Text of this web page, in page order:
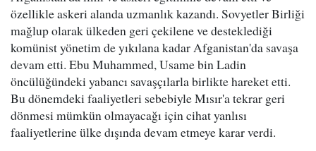
özellikle askeri alanda uzmanlık kazandı. Sovyetler Birliği
mağlup olarak ülkeden geri çekilene ve desteklediği
komünist yönetim de yıkılana kadar Afganistan'da savaşa
devam etti. Ebu Muhammed, Usame bin Ladin
öncülüğündeki yabancı savaşçılarla birlikte hareket etti.
Bu dönemdeki faaliyetleri sebebiyle Mısır'a tekrar geri
dönmesi mümkün olmayacağı için cihat yanlısı
faaliyetlerine ülke dışında devam etmeye karar verdi.